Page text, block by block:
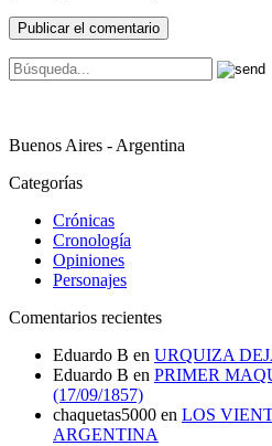
Buenos Aires - Argentina
Categorías
Crónicas
Cronología
Opiniones
Personajes
Comentarios recientes
Eduardo B en URQUIZA
Eduardo B en PRIMER
(17/09/1857)
chaquetas5000 en LOS
ARGENTINA